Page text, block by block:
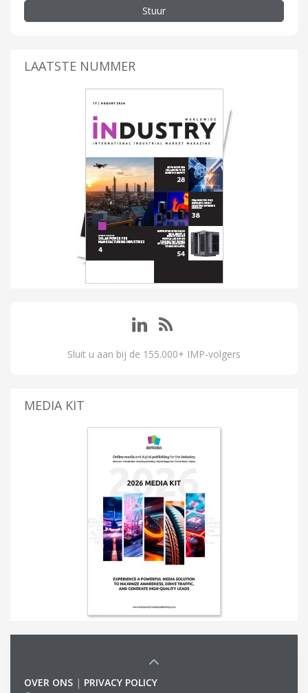
Stuur
LAATSTE NUMMER
Sluit u aan bij de 155.000+ IMP-volgers
MEDIA KIT
OVER ONS | PRIVACY POLICY